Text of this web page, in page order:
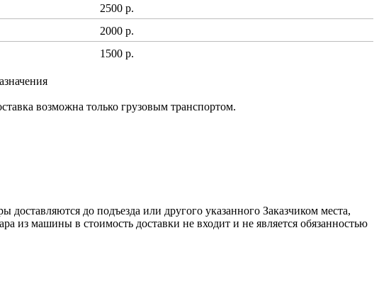
2500 р.
2000 р.
1500 р.
возможна только грузовым транспортом.
до подъезда или другого указанного Заказчиком места,
из машины в стоимость доставки не входит и не является обязанностью